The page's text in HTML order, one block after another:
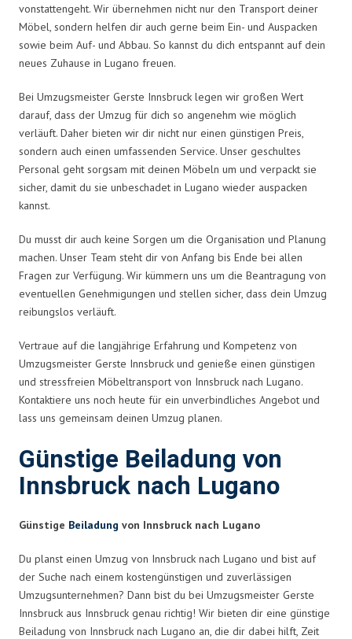
vonstattengeht. Wir übernehmen nicht nur den Transport deiner
Möbel, sondern helfen dir auch gerne beim Ein- und Auspacken
sowie beim Auf- und Abbau. So kannst du dich entspannt auf dein
neues Zuhause in Lugano freuen.
Bei Umzugsmeister Gerste Innsbruck legen wir großen Wert
darauf, dass der Umzug für dich so angenehm wie möglich
verläuft. Daher bieten wir dir nicht nur einen günstigen Preis,
sondern auch einen umfassenden Service. Unser geschultes
Personal geht sorgsam mit deinen Möbeln um und verpackt sie
sicher, damit du sie unbeschadet in Lugano wieder auspacken
kannst.
Du musst dir auch keine Sorgen um die Organisation und Planung
machen. Unser Team steht dir von Anfang bis Ende bei allen
Fragen zur Verfügung. Wir kümmern uns um die Beantragung von
eventuellen Genehmigungen und stellen sicher, dass dein Umzug
reibungslos verläuft.
Vertraue auf die langjährige Erfahrung und Kompetenz von
Umzugsmeister Gerste Innsbruck und genieße einen günstigen
und stressfreien Möbeltransport von Innsbruck nach Lugano.
Kontaktiere uns noch heute für ein unverbindliches Angebot und
lass uns gemeinsam deinen Umzug planen.
Günstige Beiladung von
Innsbruck nach Lugano
Günstige Beiladung von Innsbruck nach Lugano
Du planst einen Umzug von Innsbruck nach Lugano und bist auf
der Suche nach einem kostengünstigen und zuverlässigen
Umzugsunternehmen? Dann bist du bei Umzugsmeister Gerste
Innsbruck aus Innsbruck genau richtig! Wir bieten dir eine günstige
Beiladung von Innsbruck nach Lugano an, die dir dabei hilft, Zeit